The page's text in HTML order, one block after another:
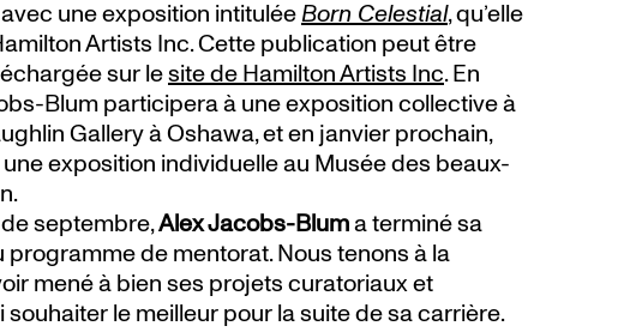
une exposition intituléeBorn Celestial, qu’elle
Artists Inc. Cette publication peut être
sur lesite de Hamilton Artists Inc. En
Blum participera à une exposition collective à
Gallery à Oshawa, et en janvier prochain,
exposition individuelle au Musée des beaux-
septembre,Alex Jacobs-Bluma terminé sa
de mentorat. Nous tenons à la
mené à bien ses projets curatoriaux et
le meilleur pour la suite de sa carrière.